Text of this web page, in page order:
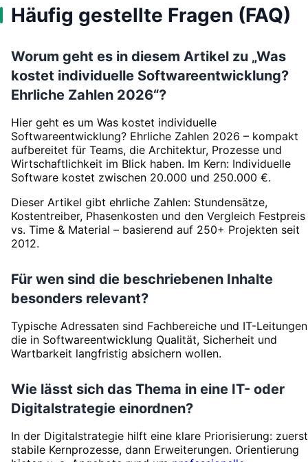
Häufig gestellte Fragen (FAQ)
Worum geht es in diesem Artikel zu „Was
kostet individuelle Softwareentwicklung?
Ehrliche Zahlen 2026“?
Hier geht es um Was kostet individuelle
Softwareentwicklung? Ehrliche Zahlen 2026 – kompakt
aufbereitet für Teams, die Architektur, Prozesse und
Wirtschaftlichkeit im Blick haben. Im Kern: Individuelle
Software kostet zwischen 20.000 und 250.000 €.
Dieser Artikel gibt ehrliche Zahlen: Stundensätze,
Kostentreiber, Phasenkosten und den Vergleich Festpreis
vs. Time & Material – basierend auf 250+ Projekten seit
2012.
Für wen sind die beschriebenen Inhalte
besonders relevant?
Typische Adressaten sind Fachbereiche und IT-
die in Softwareentwicklung Qualität, Sicherheit und
Wartbarkeit langfristig absichern wollen.
Wie lässt sich das Thema in eine IT- oder
Digitalstrategie einordnen?
In der Digitalstrategie hilft eine klare Priorisierung: zuerst
stabile Kernprozesse, dann Erweiterungen. Orientierung